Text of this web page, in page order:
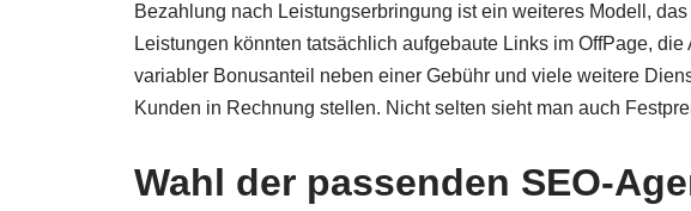
Bezahlung nach Leistungserbringung ist ein weiteres Modell,
Leistungen könnten tatsächlich aufgebaute Links im OffPage,
variabler Bonusanteil neben einer Gebühr und viele weitere
Kunden in Rechnung stellen. Nicht selten sieht man auch
Wahl der passenden SEO-